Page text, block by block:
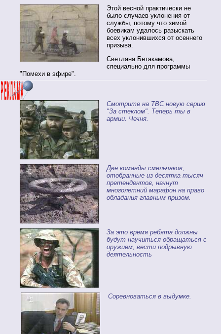
Этой весной практически не
было случаев уклонения от
службы, потому что зимой
боевикам удалось разыскать
всех уклонившихся от осеннего
призыва.
Светлана Бетакамова,
специально для программы
"Помехи в эфире".
Смотрите на ТВС новую серию
"За стеклом". Теперь ты в
армии. Чечня.
Две команды смельчаков,
отобранные из десятка тысяч
претендентов, начнут
многолетний марафон на право
обладания главным призом.
За это время ребята должны
будут научиться обращаться с
оружием, вести подрывную
деятельность
Соревноваться в выдумке.